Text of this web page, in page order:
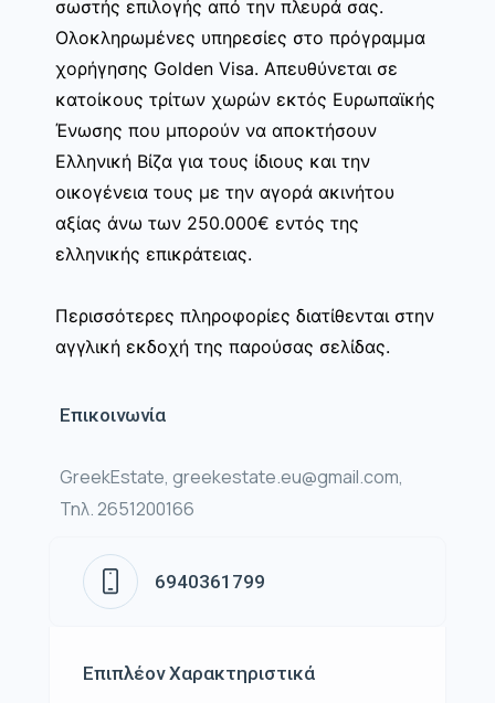
σωστής επιλογής από την πλευρά σας.
Ολοκληρωμένες υπηρεσίες στο πρόγραμμα
χορήγησης Golden Visa. Απευθύνεται σε
κατοίκους τρίτων χωρών εκτός Ευρωπαϊκής
Ένωσης που μπορούν να αποκτήσουν
Ελληνική Βίζα για τους ίδιους και την
οικογένεια τους με την αγορά ακινήτου
αξίας άνω των 250.000€ εντός της
ελληνικής επικράτειας.
Περισσότερες πληροφορίες διατίθενται στην
αγγλική εκδοχή της παρούσας σελίδας.
Επικοινωνία
GreekEstate, greekestate.eu@gmail.com,
Τηλ. 2651200166
6940361799
Επιπλέον Χαρακτηριστικά